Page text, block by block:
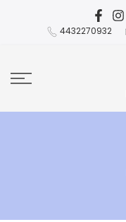
4432270932